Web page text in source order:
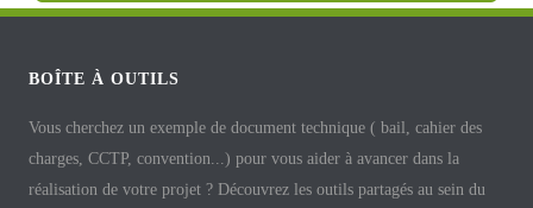
BOÎTE À OUTILS
Vous cherchez un exemple de document technique ( bail, cahier des
charges, CCTP, convention...) pour vous aider à avancer dans la
réalisation de votre projet ? Découvrez les outils partagés au sein du